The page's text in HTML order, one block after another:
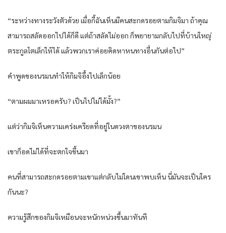
“ระหว่างทางระวังตัวด้วย เมื่อกี้ฉันเห็นมีคนสะกดรอยตามกิมจิมา ถ้าคุณ
สามารถสลัดออกไปได้ก็ดี แต่ถ้าสลัดไม่ออก ก็พยายามกลับไปที่บ้านใหญ่
ตระกูลโตเล็กให้ได้ แล้วพวกเราค่อยคิดหาหนทางอื่นกันต่อไป”
คำพูดของนรมนทำให้กิมจิอึ้งไปเล็กน้อย
“ตามผมมาเหรอครับ? เป็นไปไม่ได้มั้ง?”
แต่ว่ากิมจิเห็นความเคร่งเครียดที่อยู่ในดวงตาของนรมน
เขาก็อดไม่ได้ที่จะตกใจขึ้นมา
คนที่สามารถสะกดรอยตามเขาแต่กลับไม่โดนเขาพบเห็น นี่มันจะเป็นใคร
กันนะ?
ความรู้สึกของกิมจิเหมือนจะหนักหน่วงขึ้นมาทันที